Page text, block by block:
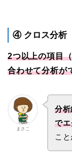
④ クロス分析
2つ以上の項目
合わせて分析が
まさこ
分
で
こ